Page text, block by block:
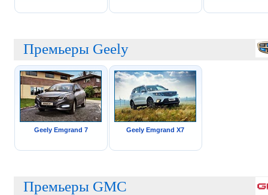
Премьеры Geely
Geely Emgrand 7 Geely Emgrand X7
Премьеры GMC